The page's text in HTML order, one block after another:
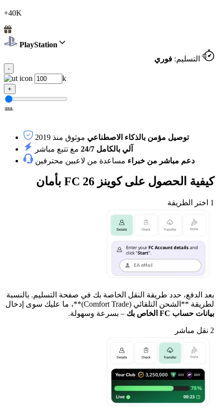
+40K
PlayStation
التسليم: فوري
-
k
+
100k
1M
2M
3M
4M
5M
توصيل مؤمن بالذكاء الاصطناعي موثوق منذ 2019
آلي بالكامل 24/7
مع تتبع مباشر
دعم مباشر من خبراء مساعدة من لاعبين محترفين
كيفية الحصول على كوينز FC 26 بأمان
1 اختر الطريقة
بعد الدفع، حدد طريقة النقل الخاصة بك في صفحة التسليم. بالنسبة
لطريقة **الشحن التلقائي (Comfort Trade)**، ما عليك سوى إدخال
بيانات حساب FC الخاص بك
– بسرعة وسهولة.
2 نقل مباشر